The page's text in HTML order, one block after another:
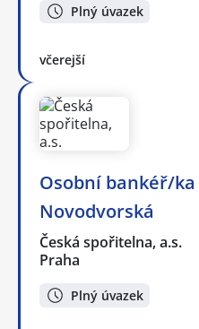
Plný úvazek
včerejší
Osobní bankéř/ka
Novodvorská
Česká spořitelna, a.s.
Praha
Plný úvazek